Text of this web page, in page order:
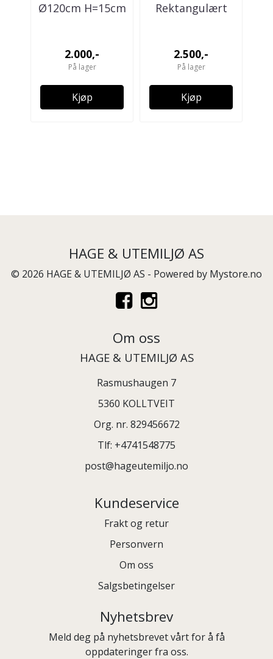
Ø120cm H=15cm
2.000,-
På lager
Kjøp
Rektangulært
2.500,-
På lager
Kjøp
HAGE & UTEMILJØ AS
© 2026 HAGE & UTEMILJØ AS - Powered by Mystore.no
Om oss
HAGE & UTEMILJØ AS
Rasmushaugen 7
5360 KOLLTVEIT
Org. nr. 829456672
Tlf: +4741548775
post@hageutemiljo.no
Kundeservice
Frakt og retur
Personvern
Om oss
Salgsbetingelser
Nyhetsbrev
Meld deg på nyhetsbrevet vårt for å få
oppdateringer fra oss.